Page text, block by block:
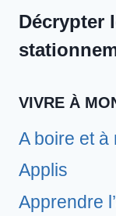
Décrypter
VIVRE À
A boire et à
Applis
Apprendre